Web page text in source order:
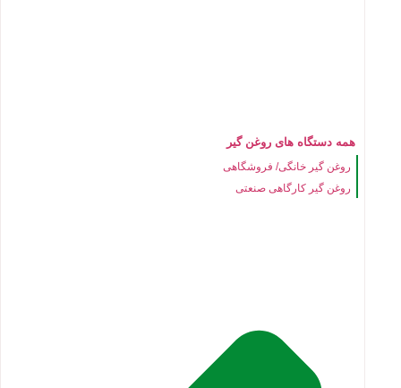
همه دستگاه های روغن گیر
روغن گیر خانگی/ فروشگاهی
روغن گیر کارگاهی صنعتی